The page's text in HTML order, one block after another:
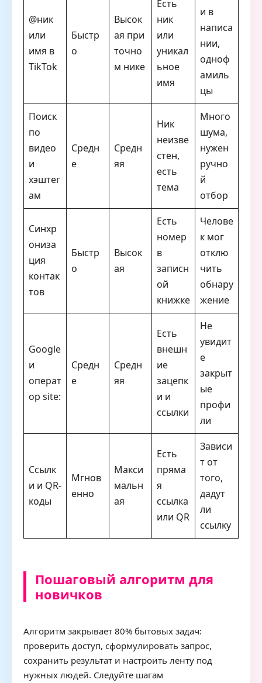
@ник
или
имя в
TikTok
Быстр
о
Высок
ая при
точно
м нике
Есть
ник
или
уникал
ьное
имя
и в
написа
нии,
одноф
амиль
цы
Поиск
по
видео
и
хэштег
ам
Средн
е
Средн
яя
Ник
неизве
стен,
есть
тема
Много
шума,
нужен
ручно
й
отбор
Синхр
ониза
ция
контак
тов
Быстр
о
Высок
ая
Есть
номер
в
записн
ой
книжке
Челове
к мог
отклю
чить
обнару
жение
Google
и
операт
ор site:
Средн
е
Средн
яя
Есть
внешн
ие
зацепк
и и
ссылки
Не
увидит
е
закрыт
ые
профи
ли
Ссылк
и и QR-
коды
Мгнов
енно
Макси
мальн
ая
Есть
пряма
я
ссылка
или QR
Зависи
т от
того,
дадут
ли
ссылку
Пошаговый алгоритм для
новичков
Алгоритм закрывает 80% бытовых задач:
проверить доступ, сформулировать запрос,
сохранить результат и настроить ленту под
нужных людей. Следуйте шагам